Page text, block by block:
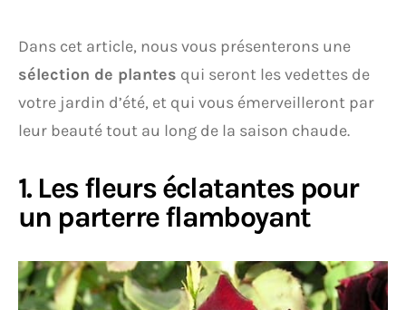
Dans cet article, nous vous présenterons une
sélection de plantes qui seront les vedettes de
votre jardin d’été, et qui vous émerveilleront par
leur beauté tout au long de la saison chaude.
1. Les fleurs éclatantes pour
un parterre flamboyant